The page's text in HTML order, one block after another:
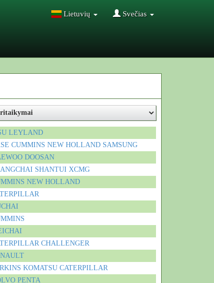
Lietuvių Svečias
LEYLAND
CUMMINS NEW HOLLAND SAMSUNG
DOOSAN
SHANTUI XCMG
NEW HOLLAND
CHALLENGER
KOMATSU CATERPILLAR
PENTA